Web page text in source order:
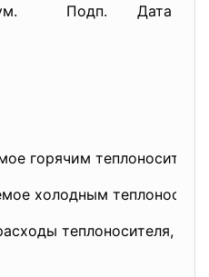
Подп. Дата
горячим
холодным
теплоносителя,